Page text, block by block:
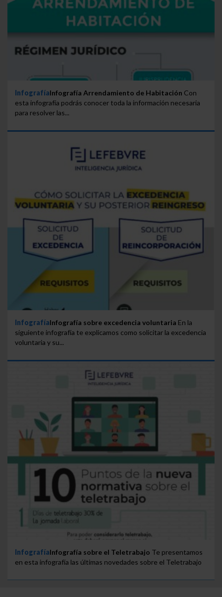
InfografíaInfografía Arrendamiento de Habitación Con
esta infografía podrás conocer toda la información necesaria
para resolver las...
InfografíaInfografía sobre excedencia voluntaria En la
siguiente infografía te explicamos como solicitar la excedencia
voluntaria y su...
InfografíaInfografía sobre el Teletrabajo Te presentamos
en esta infografía las últimas novedades sobre el Teletrabajo